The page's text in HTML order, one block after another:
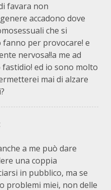
favara non
accadono dove
che si
fanno per provocare! e
nervosa!!a me ad
ed io sono molto
mai di alzare
a me può dare
una coppia
in pubblico, ma se
problemi miei, non delle